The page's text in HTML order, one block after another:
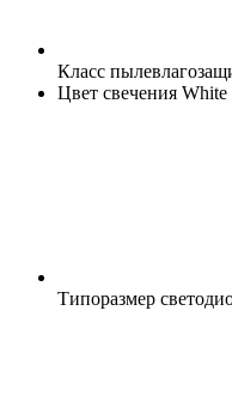
Класс
Цвет свечения White
Типоразмер